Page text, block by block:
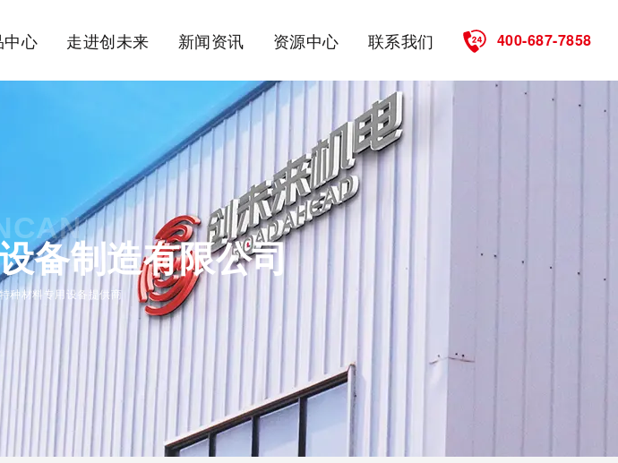
中心 走进创未来 新闻资讯 资源中心 联系我们 400-687-7858
备制造有限公司
种材料专用设备提供商